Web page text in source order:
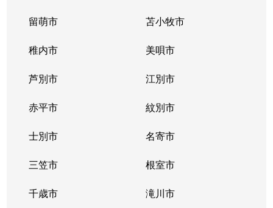
留萌市 苫小牧市
稚内市 美唄市
芦別市 江別市
赤平市 紋別市
士別市 名寄市
三笠市 根室市
千歳市 滝川市